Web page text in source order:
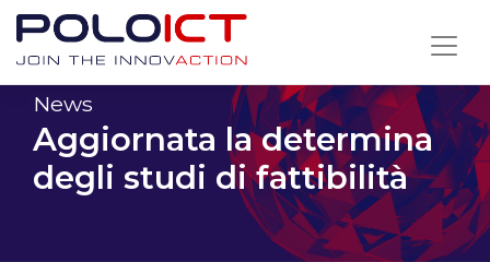
Skip
contentNews
Aggiornata la determina
degli studi di fattibilità